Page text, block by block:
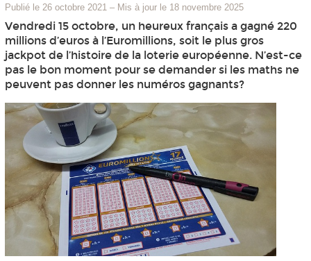
Publié le 26 octobre 2021 – Mis à jour le 18 novembre 2025
Vendredi 15 octobre, un heureux français a gagné 220
millions d’euros à l’Euromillions, soit le plus gros
jackpot de l’histoire de la loterie européenne. N’est-ce
pas le bon moment pour se demander si les maths ne
peuvent pas donner les numéros gagnants?